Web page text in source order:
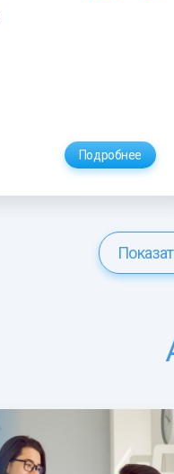
Подробнее